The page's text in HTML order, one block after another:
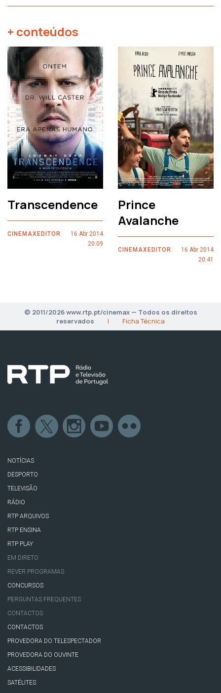
+ conteúdos
Transcendence
CINEMAXEDITOR
16 Abr 2014
20:09
Prince
Avalanche
CINEMAXEDITOR
16 Abr 2014
20:41
© 2011/2026 www.rtp.pt/cinemax — Todos os direitos
reservados
| Ficha Técnica
NOTÍCIAS
DESPORTO
TELEVISÃO
RÁDIO
RTP ARQUIVOS
RTP ENSINA
RTP PLAY
EM DIRETO
REVER PROGRAMAS
CONCURSOS
PERGUNTAS FREQUENTES
CONTACTOS
CONTACTOS
PROVEDORA DO TELESPECTADOR
PROVEDORA DO OUVINTE
ACESSIBILIDADES
SATÉLITES